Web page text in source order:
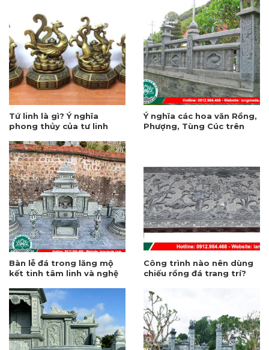
Tứ linh là gì? Ý nghĩa
phong thủy của tư linh
Ý nghĩa các hoa văn Rồng,
Phượng, Tùng Cúc trên
Bàn lễ đá trong lăng mộ
kết tinh tâm linh và nghệ
Công trình nào nên dùng
chiếu rồng đá trang trí?